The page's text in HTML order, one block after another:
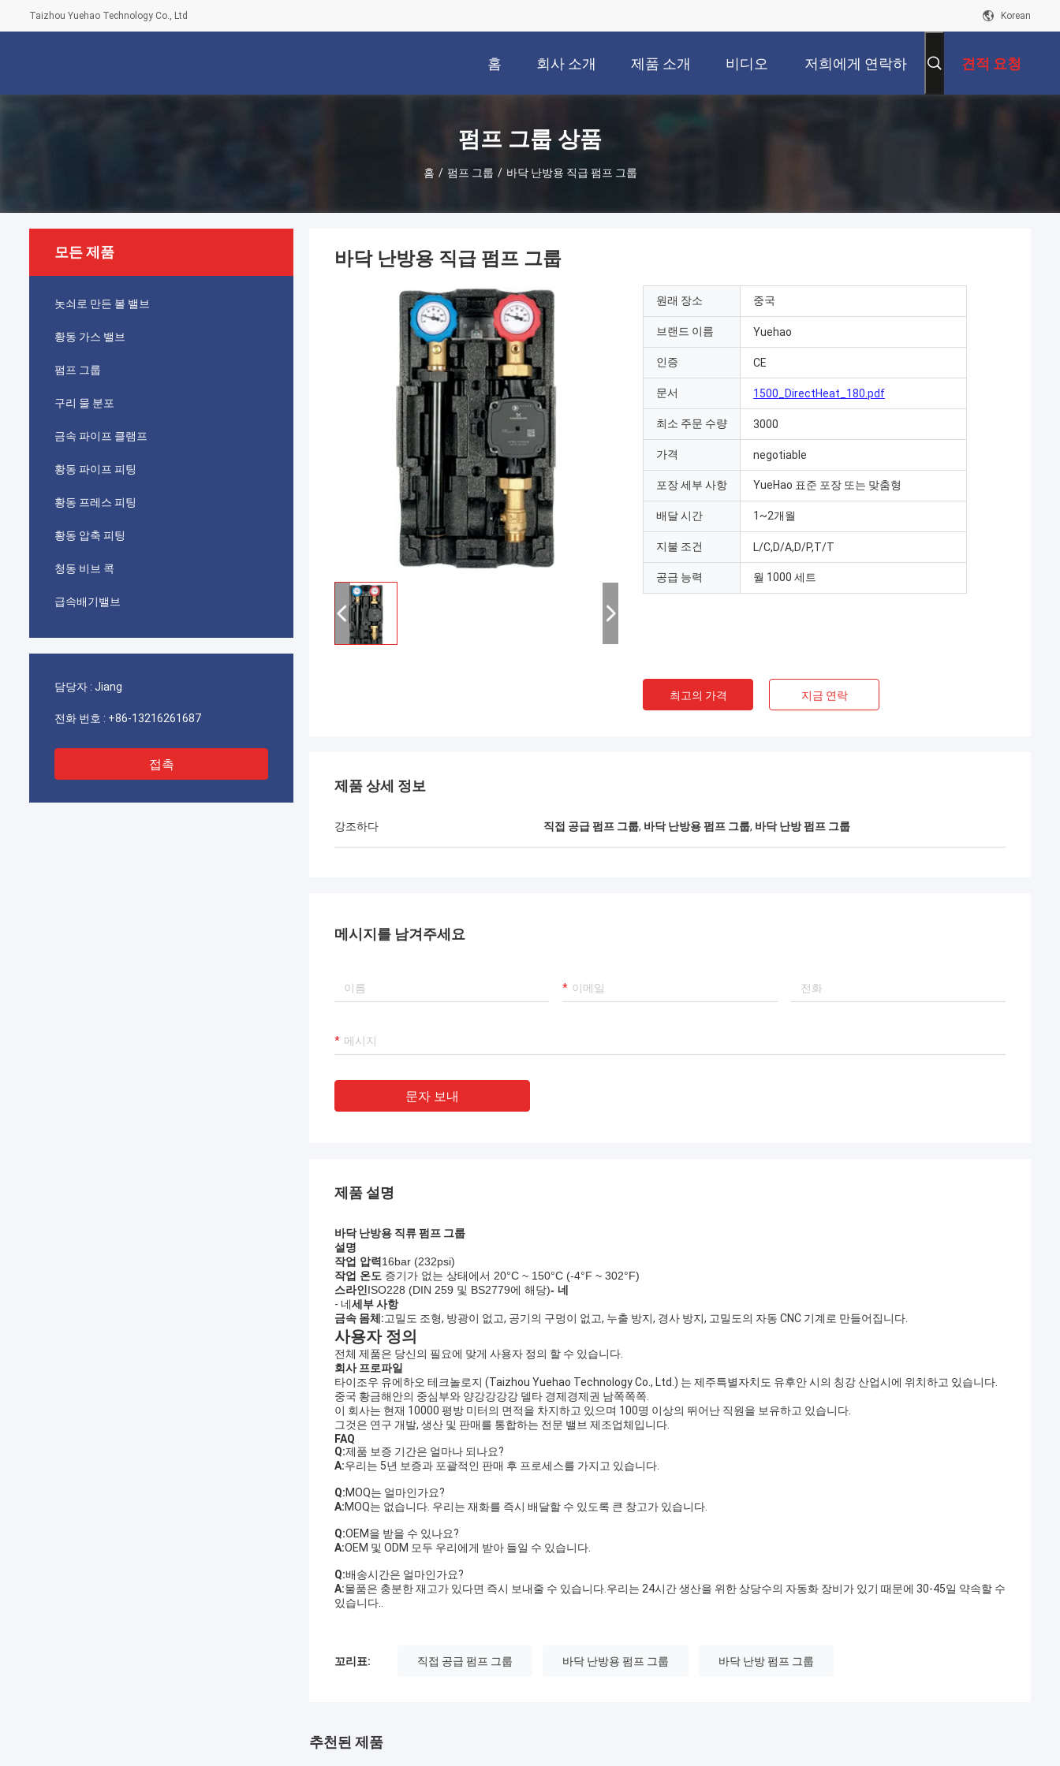
Taizhou Yuehao Technology Co., Ltd Korean
홈 회사 소개 제품 소개 비디오 저희에게 연락하 견적 요청
펌프 그룹 상품
홈 / 펌프 그룹 / 바닥 난방용 직급 펌프 그룹
모든 제품
놋쇠로 만든 볼 밸브
황동 가스 밸브
펌프 그룹
구리 물 분포
금속 파이프 클램프
황동 파이프 피팅
황동 프레스 피팅
황동 압축 피팅
청동 비브 콕
급속배기밸브
담당자 : Jiang
전화 번호 : +86-13216261687
접촉
바닥 난방용 직급 펌프 그룹
원래 장소 중국
브랜드 이름 Yuehao
인증 CE
문서 1500_DirectHeat_180.pdf
최소 주문 수량 3000
가격 negotiable
포장 세부 사항 YueHao 표준 포장 또는 맞춤형
배달 시간 1~2개월
지불 조건 L/C,D/A,D/P,T/T
공급 능력 월 1000 세트
최고의 가격 지금 연락
제품 상세 정보
강조하다 직접 공급 펌프 그룹, 바닥 난방용 펌프 그룹, 바닥 난방 펌프 그룹
메시지를 남겨주세요
문자 보내
제품 설명
바닥 난방용 직류 펌프 그룹
설명
작업 압력 16bar (232psi)
작업 온도 증기가 없는 상태에서 20°C ~ 150°C (-4°F ~ 302°F)
스라인 ISO228 (DIN 259 및 BS2779에 해당)- 네
- 네세부 사항
금속 몸체:고밀도 조형, 방광이 없고, 공기의 구멍이 없고, 누출 방지, 경사 방지, 고밀도의 자동 CNC 기계로 만들어집니다.
사용자 정의
전체 제품은 당신의 필요에 맞게 사용자 정의 할 수 있습니다.
회사 프로파일
타이조우 유에하오 테크놀로지 (Taizhou Yuehao Technology Co., Ltd.) 는 제주특별자치도 유후안 시의 칭강 산업시에 위치하고 있습니다.
중국 황금해안의 중심부와 양강강강강 델타 경제경제권 남쪽쪽쪽.
이 회사는 현재 10000 평방 미터의 면적을 차지하고 있으며 100명 이상의 뛰어난 직원을 보유하고 있습니다.
그것은 연구 개발, 생산 및 판매를 통합하는 전문 밸브 제조업체입니다.
FAQ
Q:제품 보증 기간은 얼마나 되나요?
A:우리는 5년 보증과 포괄적인 판매 후 프로세스를 가지고 있습니다.
Q:MOQ는 얼마인가요?
A:MOQ는 없습니다. 우리는 재화를 즉시 배달할 수 있도록 큰 창고가 있습니다.
Q:OEM을 받을 수 있나요?
A:OEM 및 ODM 모두 우리에게 받아 들일 수 있습니다.
Q:배송시간은 얼마인가요?
A:물품은 충분한 재고가 있다면 즉시 보내줄 수 있습니다.우리는 24시간 생산을 위한 상당수의 자동화 장비가 있기 때문에 30-45일 약속할 수
있습니다..
꼬리표: 직접 공급 펌프 그룹 바닥 난방용 펌프 그룹 바닥 난방 펌프 그룹
추천된 제품